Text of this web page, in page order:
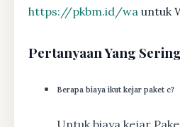
https://pkbm.id/wa untuk
Pertanyaan Yang
Berapa biaya ikut kejar paket c?